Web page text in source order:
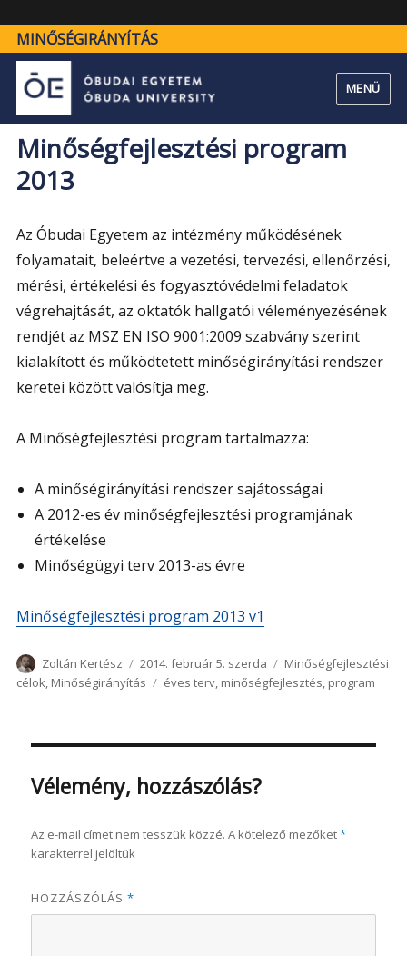
program
2013"
MINŐSÉGIRÁNYÍTÁS
MENÜ
Minőségfejlesztési program
2013
Az Óbudai Egyetem az intézmény működésének
folyamatait, beleértve a vezetési, tervezési, ellenőrzési,
mérési, értékelési és fogyasztóvédelmi feladatok
végrehajtását, az oktatók hallgatói véleményezésének
rendjét az MSZ EN ISO 9001:2009 szabvány szerint
kialakított és működtetett minőségirányítási rendszer
keretei között valósítja meg.
A Minőségfejlesztési program tartalmazza:
A minőségirányítási rendszer sajátosságai
A 2012-es év minőségfejlesztési programjának
értékelése
Minőségügyi terv 2013-as évre
Minőségfejlesztési program 2013 v1
Szerző
Zoltán Kertész Közzétéve
2014. február 5. szerda Kategória
Minőségfejlesztési
célok, Minőségirányítás Címke
éves terv, minőségfejlesztés, program
Vélemény, hozzászólás?
Az e-mail címet nem tesszük közzé. A kötelező mezőket*
karakterrel jelöltük
HOZZÁSZÓLÁS*